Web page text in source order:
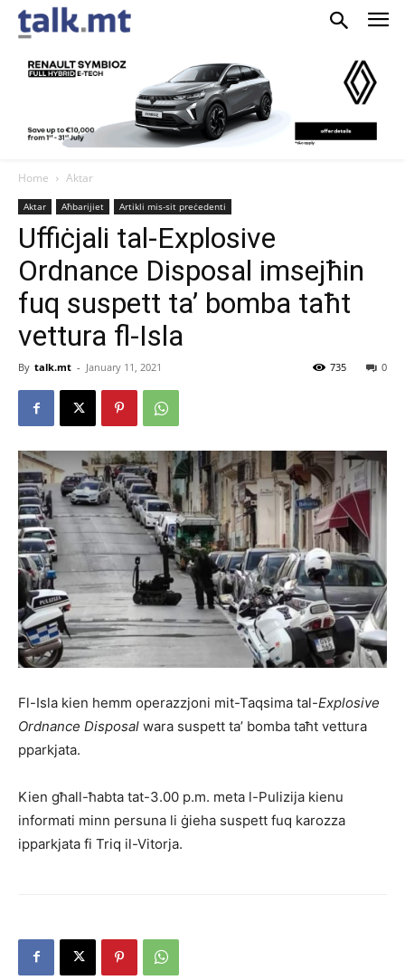
Home Aktar
Aktar Aħbarijiet Artikli mis-sit preċedenti
Uffiċjali tal-Explosive
Ordnance Disposal imsejħin
fuq suspett ta’ bomba taħt
vettura fl-Isla
By talk.mt - January 11, 2021 0
735
Fl-Isla kien hemm operazzjoni mit-Taqsima tal-Explosive
Ordnance Disposal wara suspett ta’ bomba taħt vettura
pparkjata.
Kien għall-ħabta tat-3.00 p.m. meta l-Pulizija kienu
informati minn persuna li ġieha suspett fuq karozza
ipparkjata fi Triq il-Vitorja.